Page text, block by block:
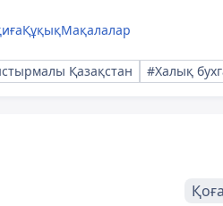
ҚұқықМақалалар
Қазақстан #Халық